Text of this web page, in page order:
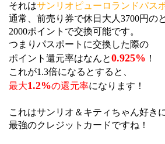
それはサンリオピューロランドパス
通常、前売り券で休日大人3700円の
2000ポイントで交換可能です。
つまりパスポートに交換した際の
ポイント還元率はなんと0.925% ！
これが1.3倍になるとすると、
最大1.2%の還元率になります！
これはサンリオ＆キティちゃん好き
最強のクレジットカードですね！